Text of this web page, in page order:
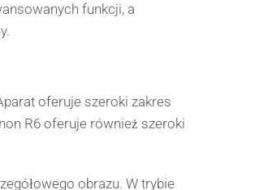
funkcji, a
oferuje szeroki zakres
R6 oferuje również szeroki
obrazu. W trybie